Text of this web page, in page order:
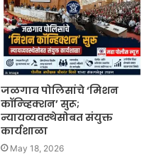
जळगाव पोलिसांचे ‘मिशन
कॉन्व्हिक्शन’ सुरू;
न्यायव्यवस्थेसोबत संयुक्त
कार्यशाळा
May 18, 2026